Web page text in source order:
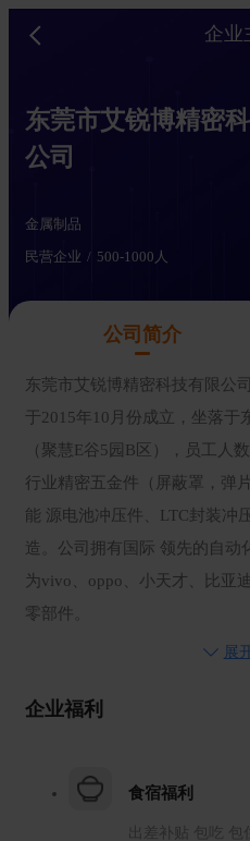
企业
东莞市艾锐博精密
公司
金属制品
民营企业
500-1000人
公司简介
东莞市艾锐博精密科技有限公
于2015年10月份成立，坐落于
（聚慧E谷5园B区），员工人
行业精密五金件（屏蔽罩，弹
能 源电池冲压件、LTC封装冲
造。公司拥有国际 领先的自动
为vivo、oppo、小天才、比亚
零部件。
展
企业福利
食宿福利
出差补贴 包吃 包